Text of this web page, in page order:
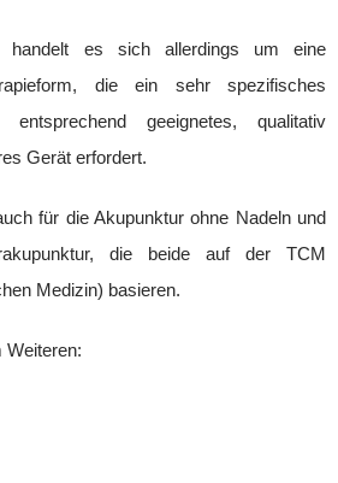
handelt es sich allerdings um eine
die ein sehr spezifisches
geeignetes, qualitativ
Gerät erfordert.
für die Akupunktur ohne Nadeln und
die beide auf der TCM
Medizin) basieren.
Weiteren: